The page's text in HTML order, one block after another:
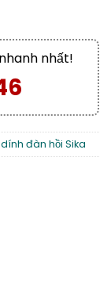
nhất!
đàn hồi Sika